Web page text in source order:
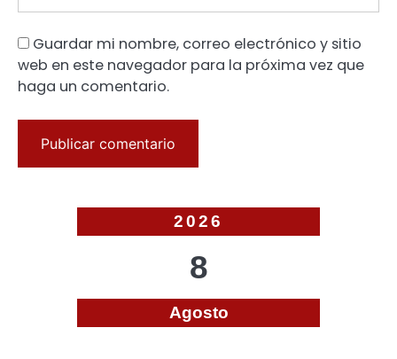
Guardar mi nombre, correo electrónico y sitio
web en este navegador para la próxima vez que
haga un comentario.
2026
8
Agosto